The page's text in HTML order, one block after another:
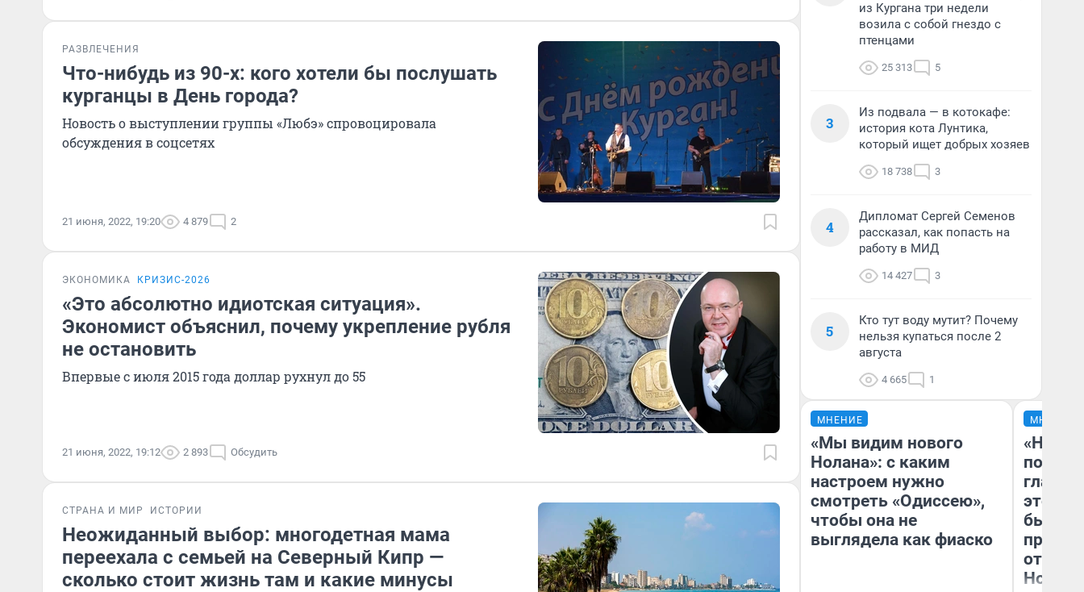
РАЗВЛЕЧЕНИЯ
Что-нибудь из 90-х: кого хотели бы послушать
курганцы в День города?
Новость о выступлении группы «Любэ» спровоцировала
обсуждения в соцсетях
21 июня, 2022, 19:20 4 879 2
ЭКОНОМИКА КРИЗИС-2026
«Это абсолютно идиотская ситуация».
Экономист объяснил, почему укрепление рубля
не остановить
Впервые с июля 2015 года доллар рухнул до 55
21 июня, 2022, 19:12 2 893 Обсудить
СТРАНА И МИР ИСТОРИИ
Неожиданный выбор: многодетная мама
переехала с семьей на Северный Кипр —
сколько стоит жизнь там и какие минусы
из Кургана три недели
возила с собой гнездо с
птенцами
25 313 5
3
Из подвала — в котокафе:
история кота Лунтика,
который ищет добрых хозяев
18 738 3
4
Дипломат Сергей Семенов
рассказал, как попасть на
работу в МИД
14 427 3
5
Кто тут воду мутит? Почему
нельзя купаться после 2
августа
4 665 1
МНЕНИЕ
«Мы видим нового
Нолана»: с каким
настроем нужно
смотреть «Одиссею»,
чтобы она не
выглядела как фиаско
МНЕНИЕ
этого
бьет
отзыв
Нолана